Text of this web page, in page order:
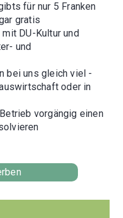
für nur 5 Franken
gratis
DU-Kultur und
und
bei uns gleich viel -
oder in
vorgängig einen